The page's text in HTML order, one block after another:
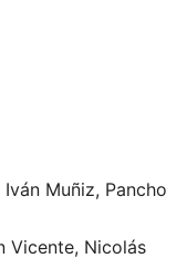
Muñiz, Pancho
Vicente, Nicolás